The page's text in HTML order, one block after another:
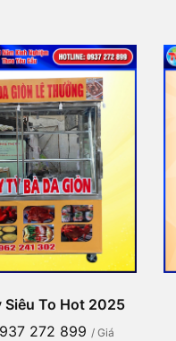
Siêu To Hot 2025
272 899 / Giá